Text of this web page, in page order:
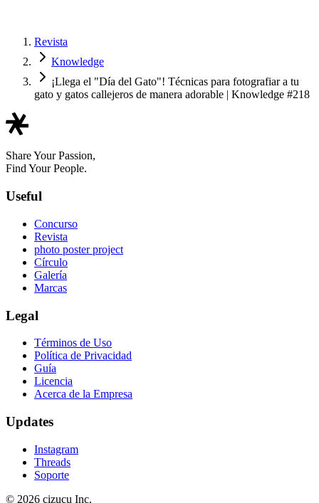
Revista
Knowledge
¡Llega el "Día del Gato"! Técnicas para fotografiar a tu
gato y gatos callejeros de manera adorable | Knowledge #218
Share Your Passion,
Find Your People.
Useful
Concurso
Revista
photo poster project
Círculo
Galería
Marcas
Legal
Términos de Uso
Política de Privacidad
Guía
Licencia
Acerca de la Empresa
Updates
Instagram
Threads
Soporte
© 2026 cizucu Inc.